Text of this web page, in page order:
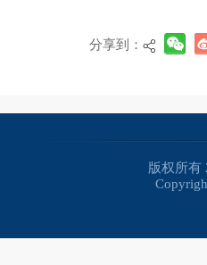
分享到：
版权所有